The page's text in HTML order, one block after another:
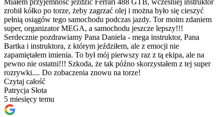
zrobił kółko po torze, żeby zagrzać olej i można było się cieszyć
pełnią osiągów tego samochodu podczas jazdy. Tor moim zdaniem
super, organizator MEGA, a samochodu jeszcze lepszy!!!
Serdecznie pozdrawiamy Pana Daniela - mega instruktor, Pana
Bartka i instruktora, z którym jeździłem, ale z emocji nie
zapamiętałem imienia. To był mój pierwszy raz z tą ekipa, ale na
pewno nie ostatni!!! Szkoda, że tak późno skorzystałem z tej super
rozrywki.... Do zobaczenia znowu na torze!
Czytaj całość
Patrycja Słota
5 miesięcy temu